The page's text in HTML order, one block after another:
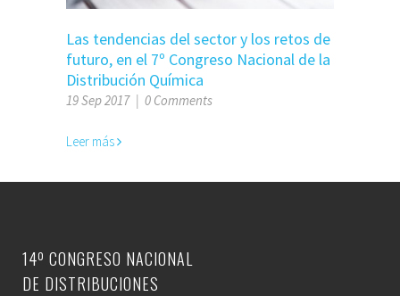
Las tendencias del sector y los retos de
futuro, en el 7º Congreso Nacional de la
Distribución Química
19 Sep 2017 | 0 Comments
Leer más
14º CONGRESO NACIONAL
DE DISTRIBUCIONES